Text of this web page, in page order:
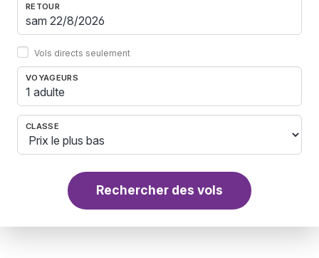
RETOUR
Vols directs seulement
VOYAGEURS
1 adulte
CLASSE
Rechercher des vols